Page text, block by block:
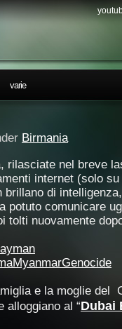
varie
Birmania
rilasciate nel breve
internet (solo
di
potuto comunicare
tolti nuovamente
e la moglie del
alloggiano al “Dubai